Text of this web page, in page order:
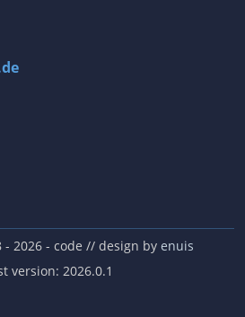
2026- code // design by enuis
version: 2026.0.1